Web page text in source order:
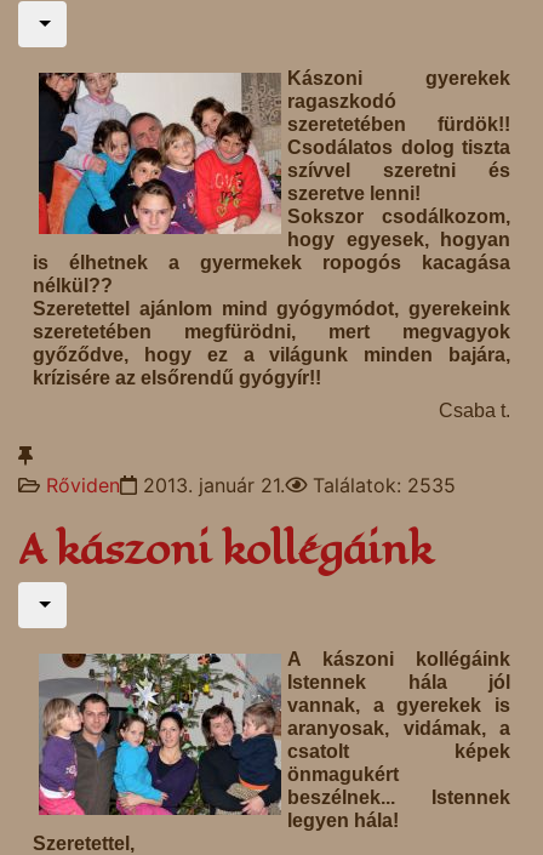
Kászoni gyerekek
ragaszkodó
szeretetében fürdök!!
Csodálatos dolog tiszta
szívvel szeretni és
szeretve lenni!
Sokszor csodálkozom,
hogy egyesek, hogyan
is élhetnek a gyermekek ropogós kacagása
nélkül??
Szeretettel ajánlom mind gyógymódot, gyerekeink
szeretetében megfürödni, mert megvagyok
győződve, hogy ez a világunk minden bajára,
krízisére az elsőrendű gyógyír!!
Csaba t.
Rőviden 2013. január 21. Találatok: 2535
A kászoni kollégáink
A kászoni kollégáink
Istennek hála jól
vannak, a gyerekek is
aranyosak, vidámak, a
csatolt képek
önmagukért
beszélnek... Istennek
legyen hála!
Szeretettel,